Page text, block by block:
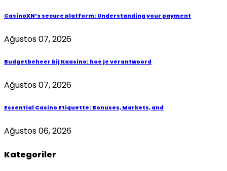
CasinoXN’s secure platform: Understanding your payment
Ağustos 07, 2026
Budgetbeheer bij Kaasino: hoe je verantwoord
Ağustos 07, 2026
Essential Casino Etiquette: Bonuses, Markets, and
Ağustos 06, 2026
Kategoriler